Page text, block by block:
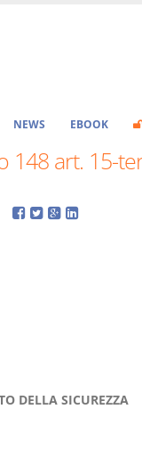
NEWS EBOOK
148 art. 15-
DELLA SICUREZZA